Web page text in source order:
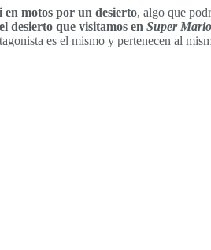
motos por un desierto, algo que
desierto que visitamos en Super
es el mismo y pertenecen al